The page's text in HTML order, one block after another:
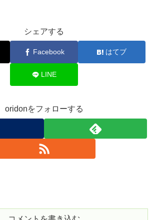
シェアする
Facebook はてブ
LINE
oridonをフォローする